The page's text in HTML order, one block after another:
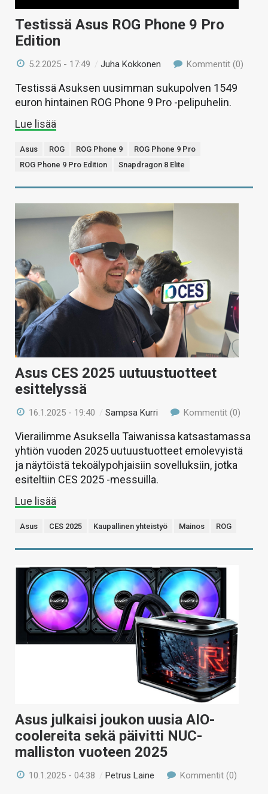
Testissä Asus ROG Phone 9 Pro
Edition
5.2.2025 - 17:49 /Juha Kokkonen Kommentit (0)
Testissä Asuksen uusimman sukupolven 1549
euron hintainen ROG Phone 9 Pro -pelipuhelin.
Lue lisää
Asus ROG ROG Phone 9
ROG Phone 9 Pro
ROG Phone 9 Pro Edition
Snapdragon 8 Elite
Asus CES 2025 uutuustuotteet
esittelyssä
16.1.2025 - 19:40 /Sampsa Kurri Kommentit (0)
Vierailimme Asuksella Taiwanissa katsastamassa
yhtiön vuoden 2025 uutuustuotteet emolevyistä
ja näytöistä tekoälypohjaisiin sovelluksiin, jotka
esiteltiin CES 2025 -messuilla.
Lue lisää
Asus CES 2025 Kaupallinen yhteistyö Mainos ROG
Asus julkaisi joukon uusia AIO-
coolereita sekä päivitti NUC-
malliston vuoteen 2025
10.1.2025 - 04:38 /Petrus Laine Kommentit (0)